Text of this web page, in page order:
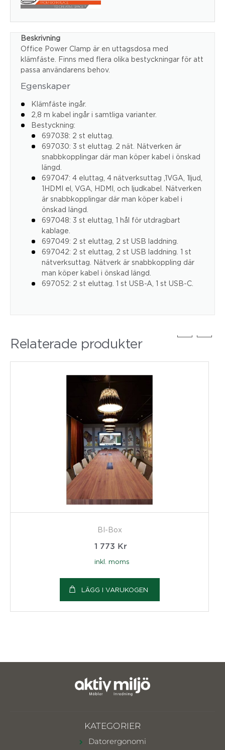
Beskrivning
Office Power Clamp är en uttagsdosa med
klämfäste. Finns med flera olika bestyckningar för att
passa användarens behov.
Egenskaper
Klämfäste ingår.
2,8 m kabel ingår i samtliga varianter.
Bestyckning:
697038: 2 st eluttag.
697030: 3 st eluttag. 2 nät. Nätverken är
snabbkopplingar där man köper kabel i önskad
längd.
697047: 4 eluttag, 4 nätverksuttag ,1VGA, 1ljud,
1HDMI el, VGA, HDMI, och ljudkabel. Nätverken
är snabbkopplingar där man köper kabel i
önskad längd.
697048: 3 st eluttag, 1 hål för utdragbart
kablage.
697049: 2 st eluttag, 2 st USB laddning.
697042: 2 st eluttag, 2 st USB laddning. 1 st
nätverksuttag. Nätverk är snabbkoppling där
man köper kabel i önskad längd.
697052: 2 st eluttag. 1 st USB-A, 1 st USB-C.
Relaterade produkter
BI-Box
1 773 Kr
inkl. moms
LÄGG I VARUKOGEN
KATEGORIER
Datorergonomi